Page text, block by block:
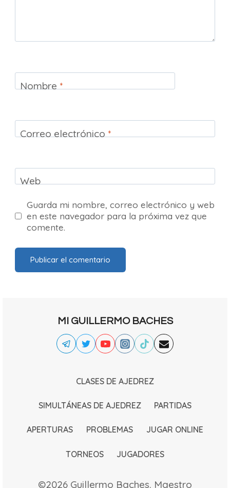
Nombre *
Correo electrónico *
Web
Guarda mi nombre, correo electrónico y web
en este navegador para la próxima vez que
comente.
MI GUILLERMO BACHES
CLASES DE AJEDREZ
SIMULTÁNEAS DE AJEDREZ PARTIDAS
APERTURAS PROBLEMAS JUGAR ONLINE
TORNEOS JUGADORES
©2026 Guillermo Baches. Maestro